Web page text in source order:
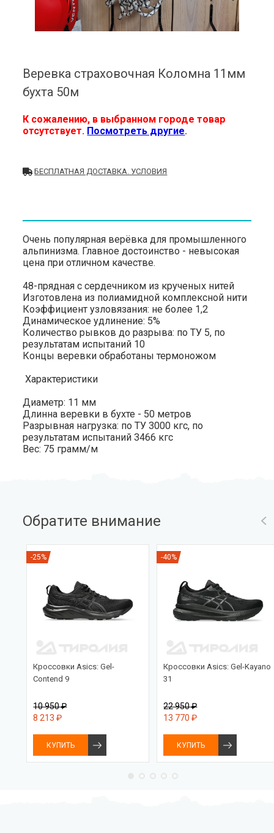
Веревка страховочная Коломна 11мм
бухта 50м
К сожалению, в выбранном городе товар
отсутствует. Посмотреть другие.
БЕСПЛАТНАЯ ДОСТАВКА. УСЛОВИЯ
Очень популярная верёвка для промышленного
альпинизма. Главное достоинство - невысокая
цена при отличном качестве.
48-прядная с сердечником из крученых нитей
Изготовлена из полиамидной комплексной нити
Коэффициент узловязания: не более 1,2
Динамическое удлинение: 5%
Количество рывков до разрыва: по ТУ 5, по
результатам испытаний 10
Концы веревки обработаны термоножом
Характеристики
Диаметр: 11 мм
Длинна веревки в бухте - 50 метров
Разрывная нагрузка: по ТУ 3000 кгс, по
результатам испытаний 3466 кгс
Вес: 75 грамм/м
Обратите внимание
-25%
Кроссовки Asics: Gel-
Contend 9
10 950 ₽
8 213 ₽
КУПИТЬ
-40%
Кроссовки Asics: Gel-Kayano
31
22 950 ₽
13 770 ₽
КУПИТЬ